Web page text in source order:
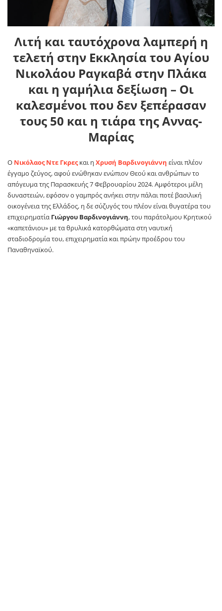
Λιτή και ταυτόχρονα λαμπερή η
τελετή στην Εκκλησία του Αγίου
Νικολάου Ραγκαβά στην Πλάκα
και η γαμήλια δεξίωση – Οι
καλεσμένοι που δεν ξεπέρασαν
τους 50 και η τιάρα της Αννας-
Μαρίας
Ο Νικόλαος Ντε Γκρες και η Χρυσή Βαρδινογιάννη είναι πλέον
έγγαμο ζεύγος, αφού ενώθηκαν ενώπιον Θεού και ανθρώπων το
απόγευμα της Παρασκευής 7 Φεβρουαρίου 2024. Αμφότεροι μέλη
δυναστειών, εφόσον ο γαμπρός ανήκει στην πάλαι ποτέ βασιλική
οικογένεια της Ελλάδος, η δε σύζυγός του πλέον είναι θυγατέρα του
επιχειρηματία Γιώργου Βαρδινογιάννη, του παράτολμου Κρητικού
«καπετάνιου» με τα θρυλικά κατορθώματα στη ναυτική
σταδιοδρομία του, επιχειρηματία και πρώην προέδρου του
Παναθηναϊκού.